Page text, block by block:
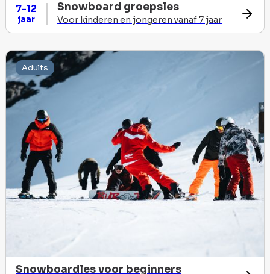
7-12
jaar
Snowboard groepsles
Voor kinderen en jongeren vanaf 7 jaar
Adults
Snowboardles voor beginners